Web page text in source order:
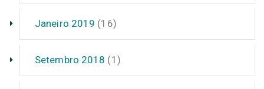
Janeiro 2019 (16)
Setembro 2018 (1)